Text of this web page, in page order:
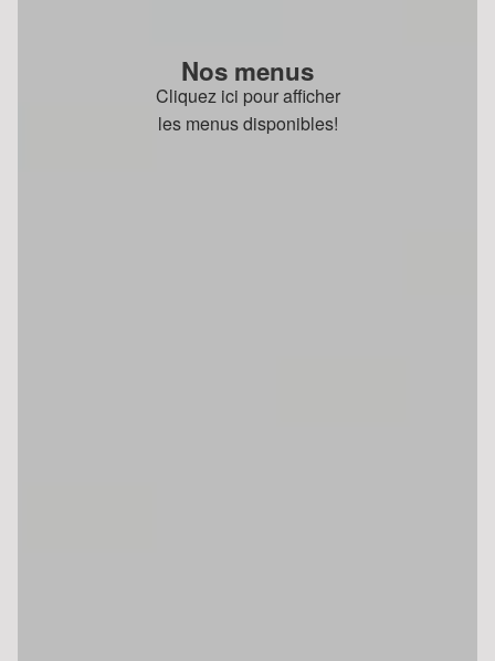
Nos menus
Cliquez ici pour afficher
les menus disponibles!